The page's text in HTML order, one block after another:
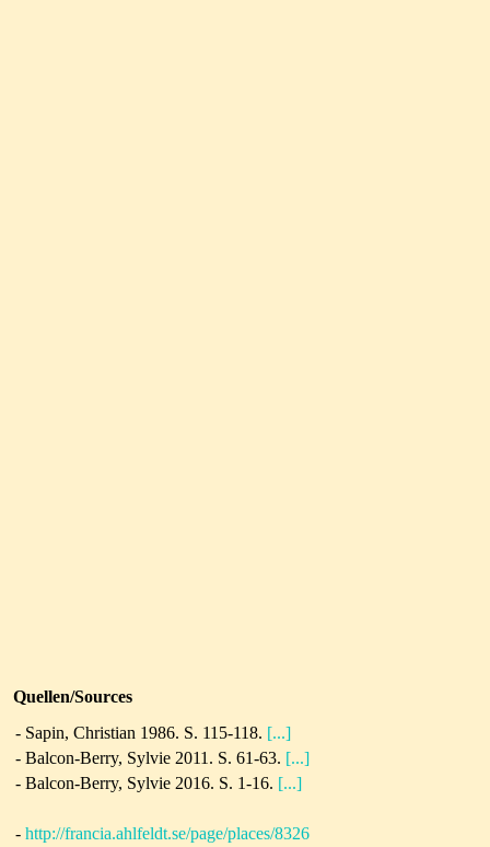
Quellen/Sources
- Sapin, Christian 1986. S. 115-118. [...]
- Balcon-Berry, Sylvie 2011. S. 61-63. [...]
- Balcon-Berry, Sylvie 2016. S. 1-16. [...]
- http://francia.ahlfeldt.se/page/places/8326